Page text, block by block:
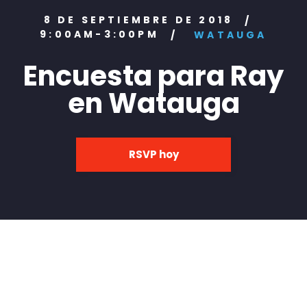
8 DE SEPTIEMBRE DE 2018
/
9:00AM-3:00PM
/ WATAUGA
Encuesta para Ray
en Watauga
RSVP hoy